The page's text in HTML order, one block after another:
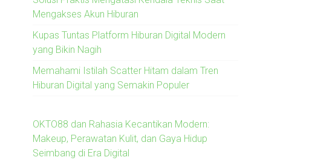
Mengakses Akun Hiburan
Kupas Tuntas Platform Hiburan Digital Modern
yang Bikin Nagih
Memahami Istilah Scatter Hitam dalam Tren
Hiburan Digital yang Semakin Populer
OKTO88 dan Rahasia Kecantikan Modern:
Makeup, Perawatan Kulit, dan Gaya Hidup
Seimbang di Era Digital